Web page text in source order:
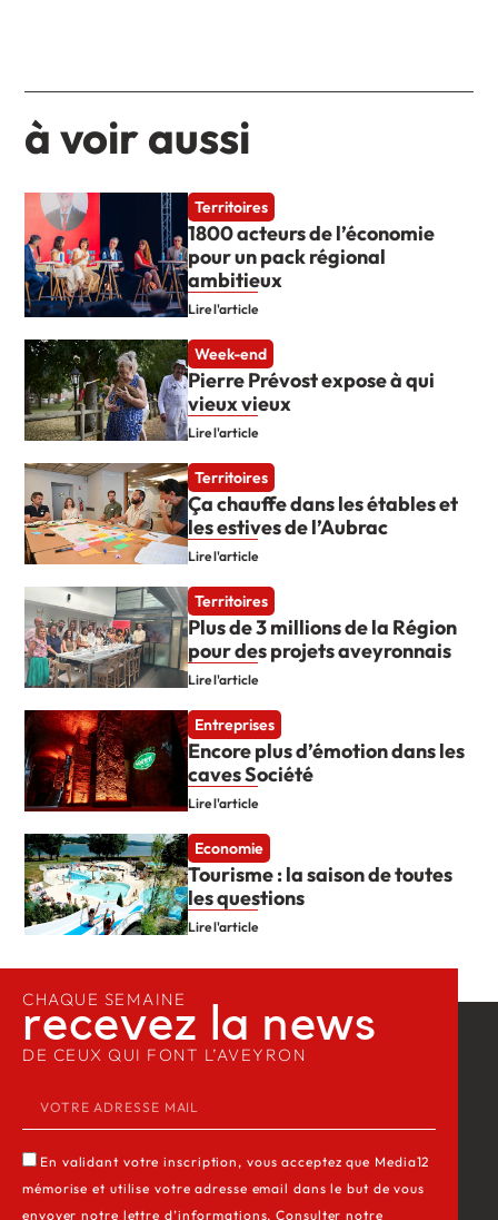
à voir aussi
Territoires
1800 acteurs de l’économie
pour un pack régional
ambitieux
Lire l'article
Week-end
Pierre Prévost expose à qui
vieux vieux
Lire l'article
Territoires
Ça chauffe dans les étables et
les estives de l’Aubrac
Lire l'article
Territoires
Plus de 3 millions de la Région
pour des projets aveyronnais
Lire l'article
Entreprises
Encore plus d’émotion dans les
caves Société
Lire l'article
Economie
Tourisme : la saison de toutes
les questions
Lire l'article
CHAQUE SEMAINE
recevez la news​
DE CEUX QUI FONT L’AVEYRON
En validant votre inscription, vous acceptez que Media12
mémorise et utilise votre adresse email dans le but de vous
envoyer notre lettre d’informations. Consulter notre